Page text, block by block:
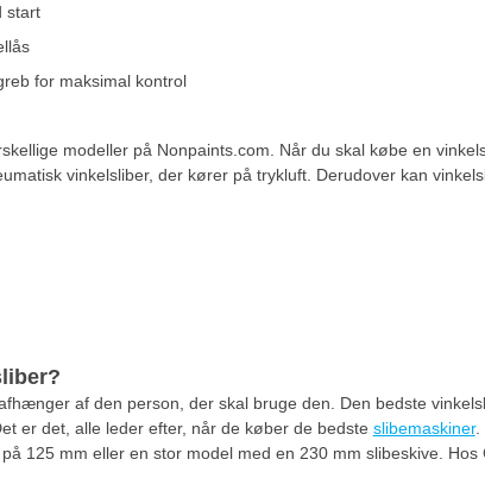
start
for maksimal kontrol
modeller på Nonpaints.com. Når du skal købe en
vinkelsliber, der kører på trykluft. Derudover kan
af den person, der skal bruge den. Den bedste
er det, alle leder efter, når de køber de bedste slibemaskiner.
125 mm eller en stor model med en 230 mm slibeskive.